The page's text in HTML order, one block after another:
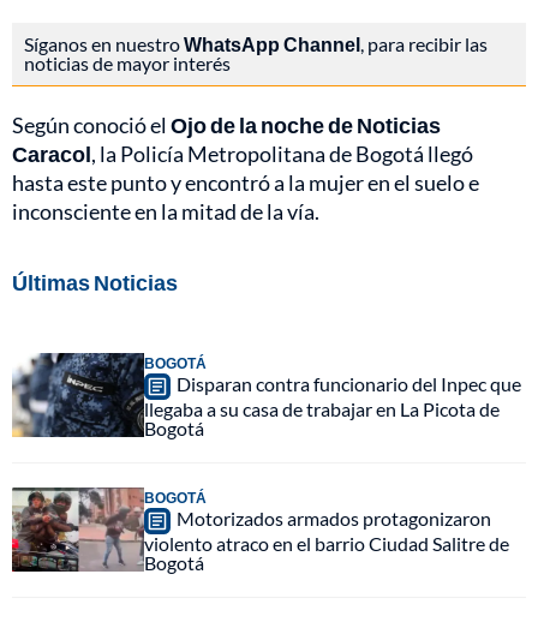
Síganos en nuestroWhatsApp Channel, para recibir las
noticias de mayor interés
Según conoció elOjo de la noche de Noticias
Caracol, la Policía Metropolitana de Bogotá llegó
hasta este punto y encontró a la mujer en el suelo e
inconsciente en la mitad de la vía.
Últimas Noticias
BOGOTÁ
Disparan contra funcionario del Inpec que
llegaba a su casa de trabajar en La Picota de
Bogotá
BOGOTÁ
Motorizados armados protagonizaron
violento atraco en el barrio Ciudad Salitre de
Bogotá